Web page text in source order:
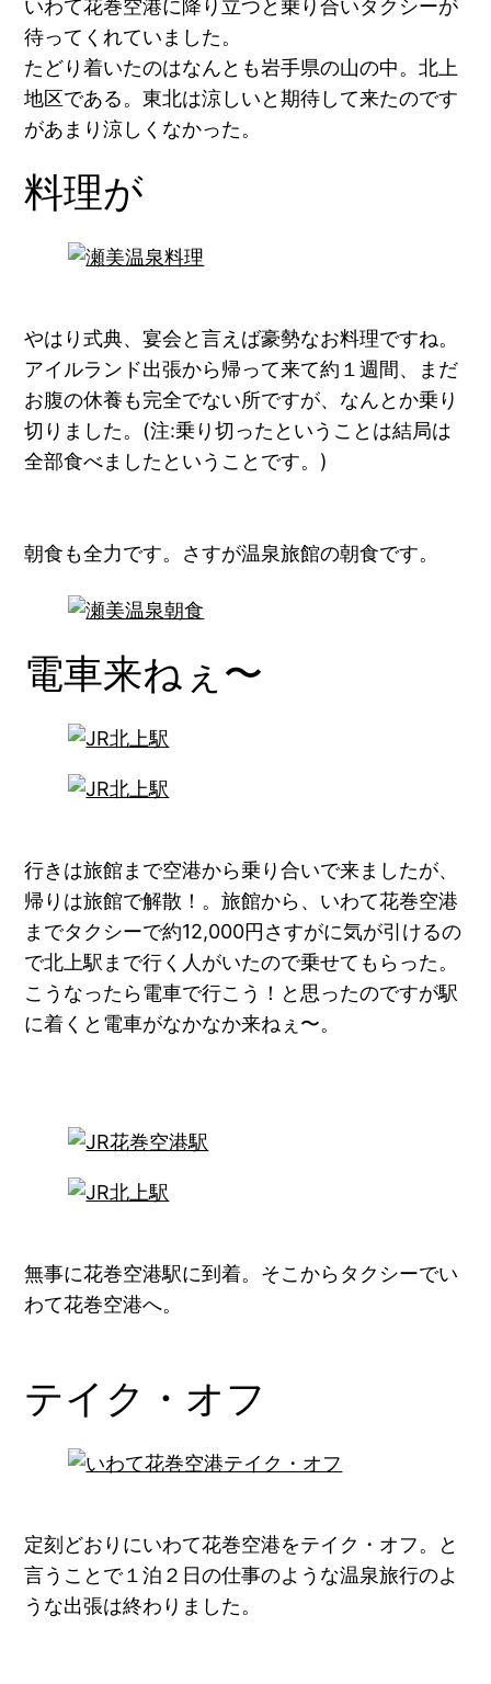
いわて花巻空港に降り立つと乗り合いタクシーが
待ってくれていました。
たどり着いたのはなんとも岩手県の山の中。北上
地区である。東北は涼しいと期待して来たのです
があまり涼しくなかった。
料理が
やはり式典、宴会と言えば豪勢なお料理ですね。
アイルランド出張から帰って来て約１週間、まだ
お腹の休養も完全でない所ですが、なんとか乗り
切りました。(注:乗り切ったということは結局は
全部食べましたということです。 )
朝食も全力です。さすが温泉旅館の朝食です。
電車来ねぇ〜
行きは旅館まで空港から乗り合いで来ましたが、
帰りは旅館で解散！。旅館から、いわて花巻空港
までタクシーで約12,000円さすがに気が引けるの
で北上駅まで行く人がいたので乗せてもらった。
こうなったら電車で行こう！と思ったのですが駅
に着くと電車がなかなか来ねぇ〜。
無事に花巻空港駅に到着。そこからタクシーでい
わて花巻空港へ。
テイク・オフ
定刻どおりにいわて花巻空港をテイク・オフ。と
言うことで１泊２日の仕事のような温泉旅行のよ
うな出張は終わりました。